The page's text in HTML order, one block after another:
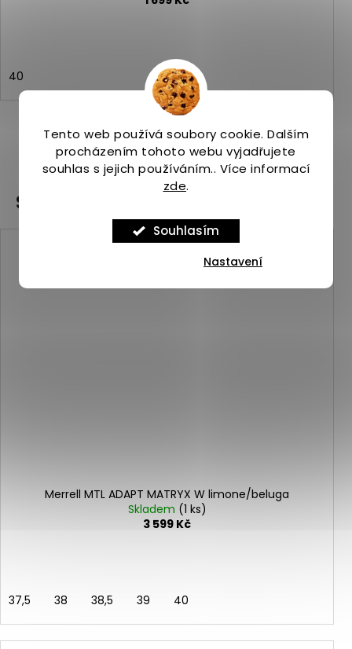
Tento web používá soubory cookie. Dalším
procházením tohoto webu vyjadřujete
souhlas s jejich používáním.. Více informací
zde.
Souhlasím
Nastavení
40
ZOBRAZIT VŠECHNY PODOBNÉ PRODUKTY
Související produkty
Merrell MTL ADAPT MATRYX W limone/beluga
Skladem (1 ks)
3 599 Kč
37,5 38 38,5 39 40
Kód:ASP_00101259_3_1